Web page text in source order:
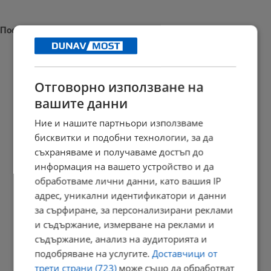
Последни новини
Наталия Ефремова: Минималната заплата няма да е 620 евро
Сенатът на САЩ одобри нов пакет санкции срещу Русия
20:57 | 7.8.2026 г.
20:54 | 7.8.2026 г.
Отговорно използване на
вашите данни
Ние и нашите партньори използваме
бисквитки и подобни технологии, за да
съхраняваме и получаваме достъп до
информация на вашето устройство и да
обработваме лични данни, като вашия IP
адрес, уникални идентификатори и данни
за сърфиране, за персонализирани реклами
и съдържание, измерване на реклами и
съдържание, анализ на аудиторията и
подобряване на услугите.Доставчици от
трети страни (723)може също да обработват